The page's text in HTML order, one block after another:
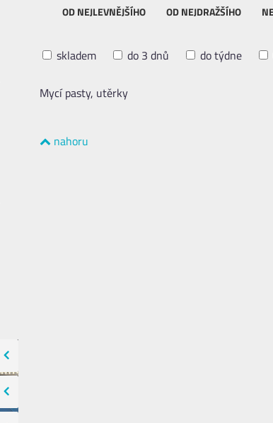
OD NEJLEVNĚJŠÍHO OD NEJDRAŽŠÍHO
skladem do 3 dnů do týdne
Mycí pasty, utěrky
nahoru